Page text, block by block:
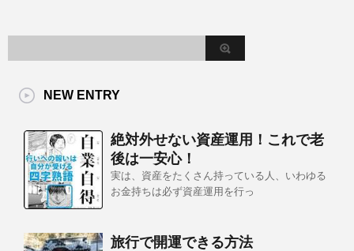
NEW ENTRY
絶対外せない資産運用！これで老
後は一安心！
実は、資産をたくさん持っている人、いわゆる
お金持ちは必ず資産運用を行っ
旅行で開運できる方法